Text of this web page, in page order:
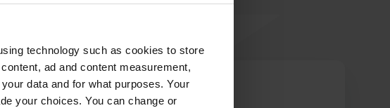
technology such as cookies to store
ad and content measurement,
data and for what purposes. Your
your choices. You can change or
f foentje
Aug. 2025